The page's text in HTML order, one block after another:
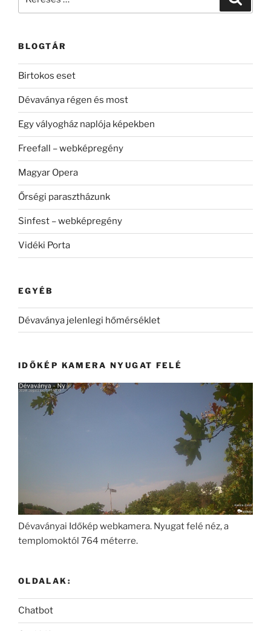
BLOGTÁR
Birtokos eset
Dévaványa régen és most
Egy vályogház naplója képekben
Freefall – webképregény
Magyar Opera
Őrségi parasztházunk
Sinfest – webképregény
Vidéki Porta
EGYÉB
Dévaványa jelenlegi hőmérséklet
IDŐKÉP KAMERA NYUGAT FELÉ
Dévaványai Időkép webkamera. Nyugat felé néz, a
templomoktól 764 méterre.
OLDALAK:
Chatbot